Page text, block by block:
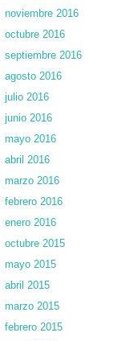
noviembre 2016
octubre 2016
septiembre 2016
agosto 2016
julio 2016
junio 2016
mayo 2016
abril 2016
marzo 2016
febrero 2016
enero 2016
octubre 2015
mayo 2015
abril 2015
marzo 2015
febrero 2015